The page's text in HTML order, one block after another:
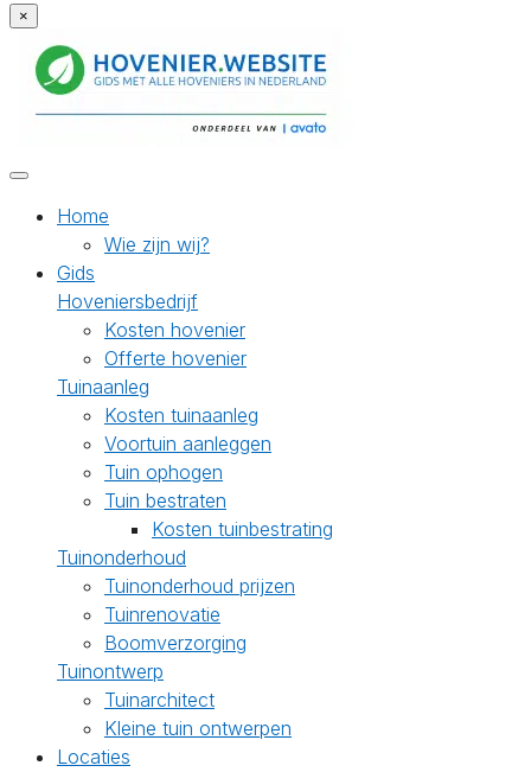
×
Home
Wie zijn wij?
Gids
Hoveniersbedrijf
Kosten hovenier
Offerte hovenier
Tuinaanleg
Kosten tuinaanleg
Voortuin aanleggen
Tuin ophogen
Tuin bestraten
Kosten tuinbestrating
Tuinonderhoud
Tuinonderhoud prijzen
Tuinrenovatie
Boomverzorging
Tuinontwerp
Tuinarchitect
Kleine tuin ontwerpen
Locaties